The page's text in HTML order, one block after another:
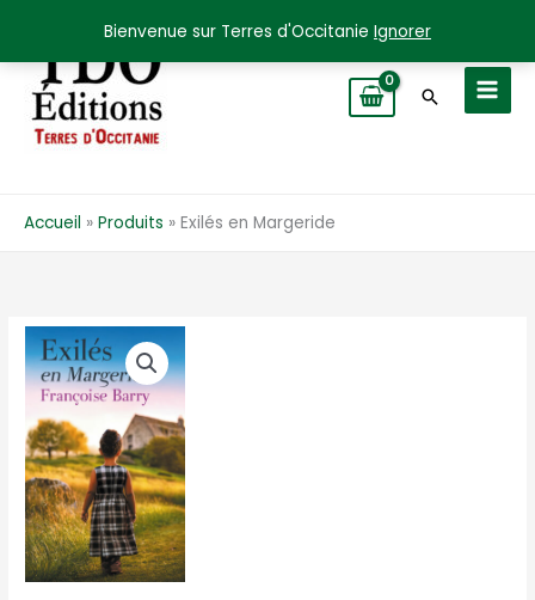
Bienvenue sur Terres d'Occitanie Ignorer
contenu
Accueil Produits Exilés en Margeride